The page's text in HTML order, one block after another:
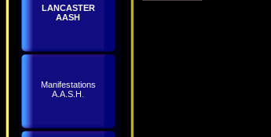
LANCASTER
AASH
Manifestations
A.A.S.H.